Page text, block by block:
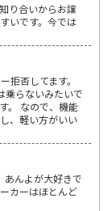
り合いからお譲
いです。今では
拒否してます。
乗らないみたいで
。 なので、機能
、軽い方がいい
あんよが大好きで
カーはほとんど